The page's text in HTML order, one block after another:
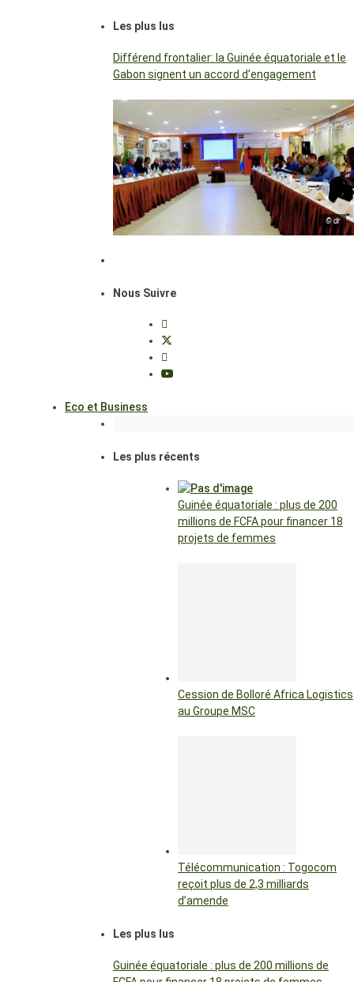
Les plus lus
Différend frontalier: la Guinée équatoriale et le
Gabon signent un accord d’engagement
© dr
Nous Suivre
Eco et Business
Les plus récents
Guinée équatoriale : plus de 200
millions de FCFA pour financer 18
projets de femmes
Cession de Bolloré Africa Logistics
au Groupe MSC
Télécommunication : Togocom
reçoit plus de 2,3 milliards
d’amende
Les plus lus
Guinée équatoriale : plus de 200 millions de